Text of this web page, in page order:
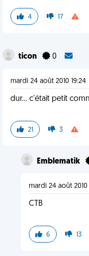
4 17
ticon 0
mardi 24 août 2010 19:24
dur... c'était petit
21 3
Emblematik
mardi 24 août 2010
CTB
6 13